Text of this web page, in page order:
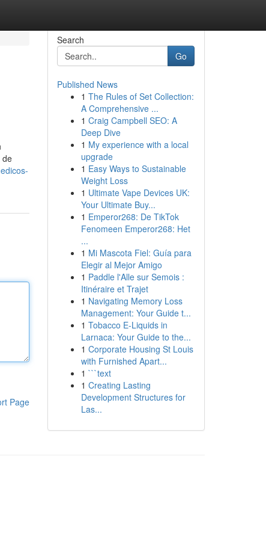
de
Page
Search
Go
Published News
1 The Rules of Set Collection:
A Comprehensive ...
1 Craig Campbell SEO: A
Deep Dive
1 My experience with a local
upgrade
1 Easy Ways to Sustainable
Weight Loss
1 Ultimate Vape Devices UK:
Your Ultimate Buy...
1 Emperor268: De TikTok
Fenomeen Emperor268: Het
...
1 Mi Mascota Fiel: Guía para
Elegir al Mejor Amigo
1 Paddle l'Alle sur Semois :
Itinéraire et Trajet
1 Navigating Memory Loss
Management: Your Guide t...
1 Tobacco E-Liquids in
Larnaca: Your Guide to the...
1 Corporate Housing St Louis
with Furnished Apart...
1 ```text
1 Creating Lasting
Development Structures for
Las...